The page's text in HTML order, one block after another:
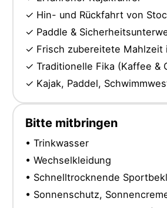
✓ Hin- und Rückfahrt von
✓ Paddle &
✓ Frisch zubereitete Mahlzeit
✓ Traditionelle Fika (Kaffee &
✓ Kajak, Paddel,
Bitte mitbringen
• Trinkwasser
• Wechselkleidung
• Schnelltrocknende
• Sonnenschutz,